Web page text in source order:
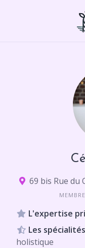
69 bis Rue du
L'expertise
Les spécialités
holistique